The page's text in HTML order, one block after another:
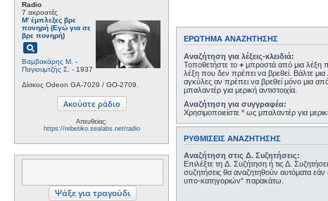
Radio
7 ακροατές
Μ' έμπλεξες βρε
πονηρή (Εγώ για σε
βρε πονηρή)
pageview
Βαμβακάρης Μ. -
Παγιουμτζής Σ. - 1937
Δίσκος Odeon GA-7029 / GO-2709.
Απευθείας:
https://rebetiko.sealabs.net/radio
ΕΡΏΤΗΜΑ ΑΝΑΖΉΤΗΣΗΣ
Αναζήτηση για λέξεις-κλειδιά:
Τοποθετήστε το + μπροστά από μια λέξη
λέξη που δεν πρέπει να βρεθεί. Βάλτε μια
αγκύλες αν πρέπει να βρεθεί μόνο μια από
μπαλαντέρ για μερική αντιστοιχία.
Αναζήτηση για συγγραφέα:
Χρησιμοποιείστε * ως μπαλαντέρ για μερική
ΡΥΘΜΊΣΕΙΣ ΑΝΑΖΉΤΗΣΗΣ
Αναζήτηση στις Δ. Συζητήσεις:
Επιλέξτε τη Δ. Συζήτηση ή τις Δ.
συζητήσεις θα αναζητηθούν αυτόματα
υπο-κατηγοριών“ παρακάτω.